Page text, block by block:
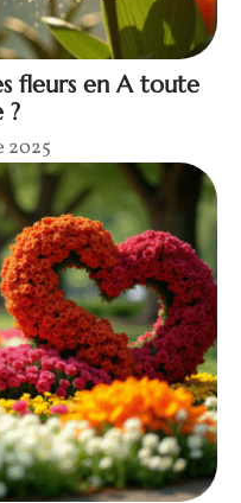
fleurs en A toute
?
2025